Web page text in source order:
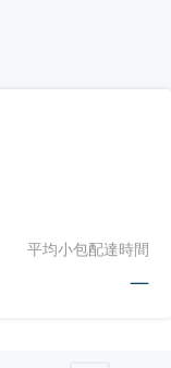
平均小包配達時間
—